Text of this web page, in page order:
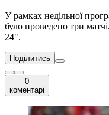
У рамках недільної
було проведено три
24".
Поділитись
0
коментарі